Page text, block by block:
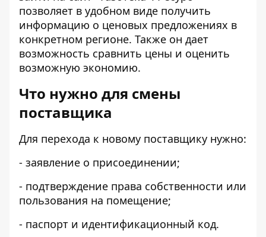
позволяет в удобном виде получить
информацию о ценовых предложениях в
конкретном регионе. Также он дает
возможность сравнить цены и оценить
возможную экономию.
Что нужно для смены
поставщика
Для перехода к новому поставщику нужно:
- заявление о присоединении;
- подтверждение права собственности или
пользования на помещение;
- паспорт и идентификационный код.